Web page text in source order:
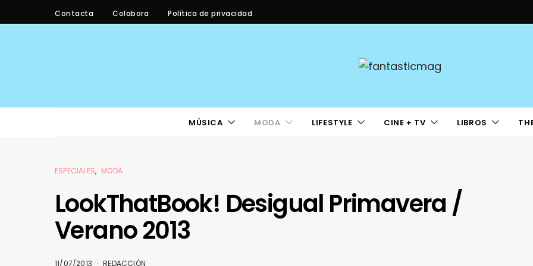
Contacta Colabora Política de privacidad
MÚSICA MODA LIFESTYLE CINE + TV LIBROS
ESPECIALES MODA
LookThatBook! Desigual Primavera /
Verano 2013
11/07/2013 REDACCIÓN